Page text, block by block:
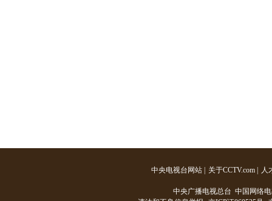
中央电视台网站 关于CCTV.com 人
中央广播电视总台 中国网络